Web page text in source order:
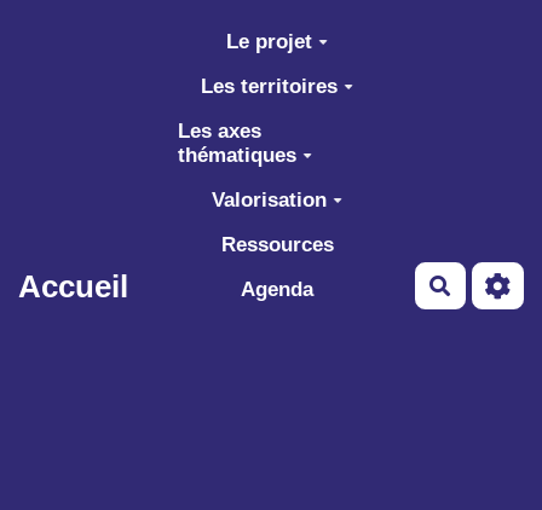
Aller au contenu principal
Accueil
Le projet
Les territoires
Les axes
thématiques
Valorisation
Ressources
Agenda